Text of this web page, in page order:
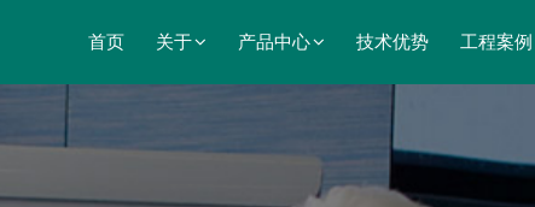
首页 关于 产品中心 技术优势 工程案例